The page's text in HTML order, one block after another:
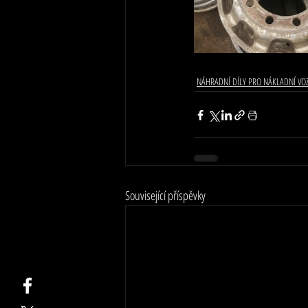
NÁHRADNÍ DÍLY PRO NÁKLADNÍ
Související příspěvky